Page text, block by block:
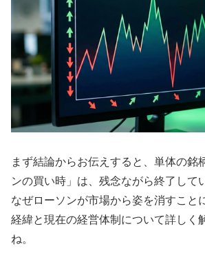
まず結論からお伝えすると、単体の銘
ンの買い時」は、残念ながら終了して
なぜローソンが市場から姿を消すこと
経緯と現在の経営体制について詳しく
ね。